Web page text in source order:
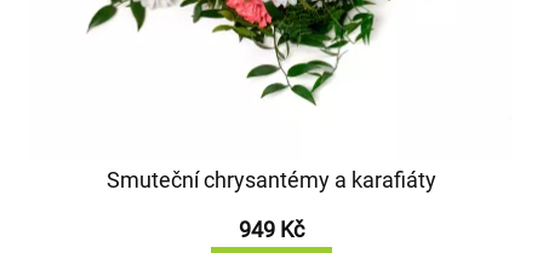
Smuteční chrysantémy a karafiáty
949 Kč